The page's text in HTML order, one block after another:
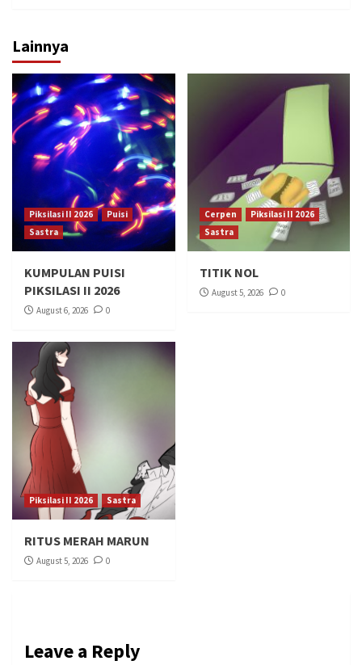
Lainnya
Piksilasi II 2026
Puisi
Sastra
KUMPULAN PUISI
PIKSILASI II 2026
August 6, 2026 0
Cerpen
Piksilasi II 2026
Sastra
TITIK NOL
August 5, 2026 0
Piksilasi II 2026 Sastra
RITUS MERAH MARUN
August 5, 2026 0
Leave a Reply